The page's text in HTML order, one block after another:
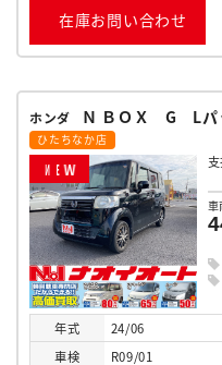
在庫お問い合わせ
ホンダ Ｎ ＢＯＸ G Lパ
ひたちなか店
N E W
年式
24/06
車検
R09/01